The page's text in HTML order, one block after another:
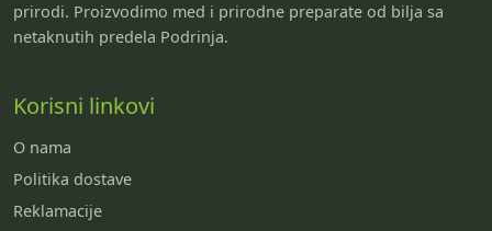
prirodi. Proizvodimo med i prirodne preparate od bilja sa
netaknutih predela Podrinja.
Korisni linkovi
O nama
Politika dostave
Reklamacije